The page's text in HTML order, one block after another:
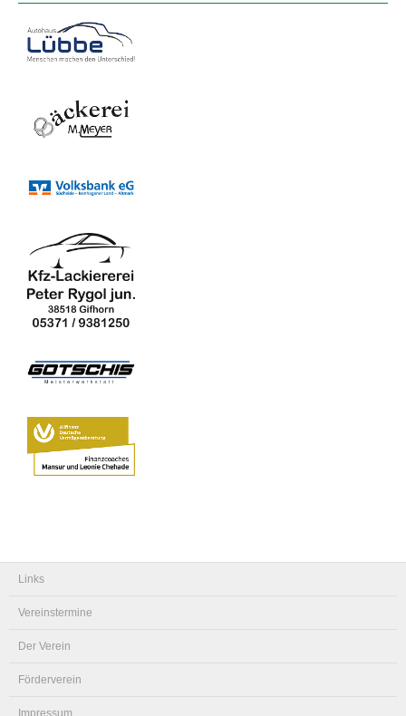
Links
Vereinstermine
Der Verein
Förderverein